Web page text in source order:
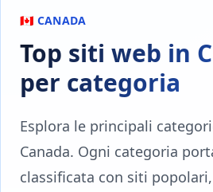
🇨🇦 CANADA
Top siti web in
per categoria
Esplora le principali
Canada. Ogni categoria
classificata con siti